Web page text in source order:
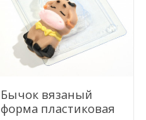
Бычок вязаный
форма пластиковая